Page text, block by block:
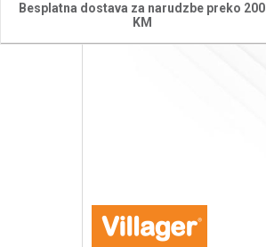
Besplatna dostava za narudzbe preko 200
KM